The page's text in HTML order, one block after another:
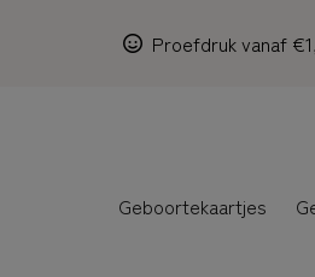
Proefdruk vanaf
Geboortekaartjes